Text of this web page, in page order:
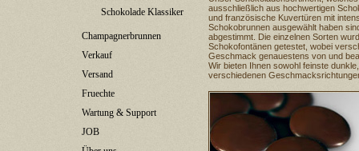
Schokolade Klassiker
Champagnerbrunnen
Verkauf
Versand
Fruechte
Wartung & Support
JOB
ausschließlich aus hochwertigen
und französische Kuvertüren mit
Schokobrunnen ausgewählt haben
abgestimmt. Die einzelnen Sorten
Schokofontänen getestet, wobei
Geschmack genauestens von und
Wir bieten Ihnen sowohl feinste
verschiedenen